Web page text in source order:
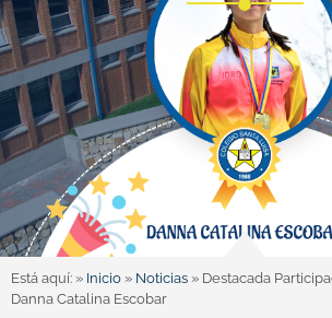
Está aquí: » Inicio » Noticias » Destacada
Danna Catalina Escobar